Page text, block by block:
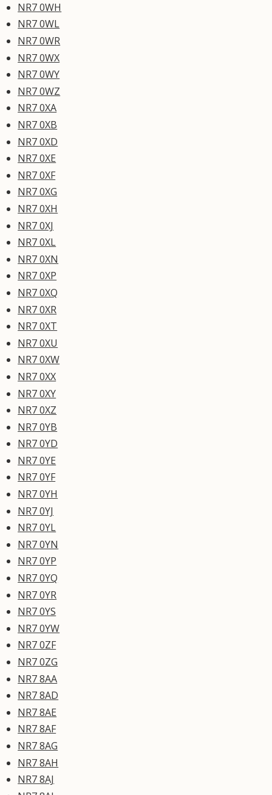
NR7 0WH
NR7 0WL
NR7 0WR
NR7 0WX
NR7 0WY
NR7 0WZ
NR7 0XA
NR7 0XB
NR7 0XD
NR7 0XE
NR7 0XF
NR7 0XG
NR7 0XH
NR7 0XJ
NR7 0XL
NR7 0XN
NR7 0XP
NR7 0XQ
NR7 0XR
NR7 0XT
NR7 0XU
NR7 0XW
NR7 0XX
NR7 0XY
NR7 0XZ
NR7 0YB
NR7 0YD
NR7 0YE
NR7 0YF
NR7 0YH
NR7 0YJ
NR7 0YL
NR7 0YN
NR7 0YP
NR7 0YQ
NR7 0YR
NR7 0YS
NR7 0YW
NR7 0ZF
NR7 0ZG
NR7 8AA
NR7 8AD
NR7 8AE
NR7 8AF
NR7 8AG
NR7 8AH
NR7 8AJ